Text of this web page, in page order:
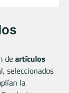
deartículos
seleccionados
la